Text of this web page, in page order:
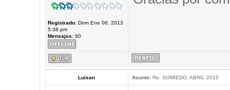
Registrado:Dom Ene 06, 2013
5:38 pm
Mensajes:60
Luisan Asunto:Re: SOMIEDO, ABRIL 2015